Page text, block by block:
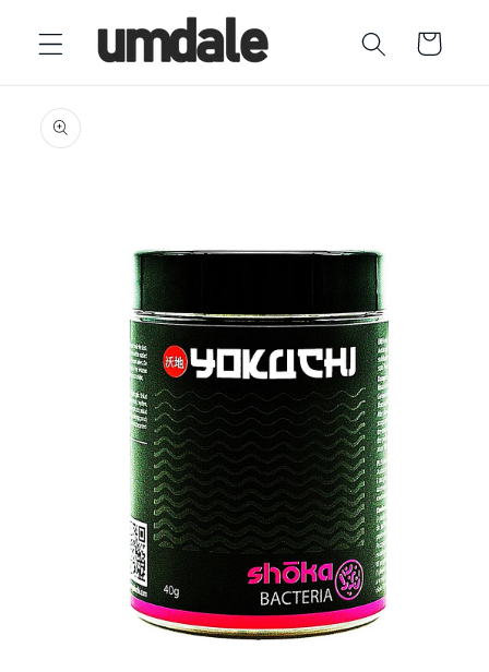
directamente
al contenido
Carrito
a la
información